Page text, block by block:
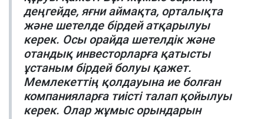
деңгейде, яғни аймақта, орталықта
және шетелде бірдей атқарылуы
керек. Осы орайда шетелдік және
отандық инвесторларға қатысты
ұстаным бірдей болуы қажет.
Мемлекеттің қолдауына ие болған
компанияларға тиісті талап қойылуы
керек. Олар жұмыс орындарын